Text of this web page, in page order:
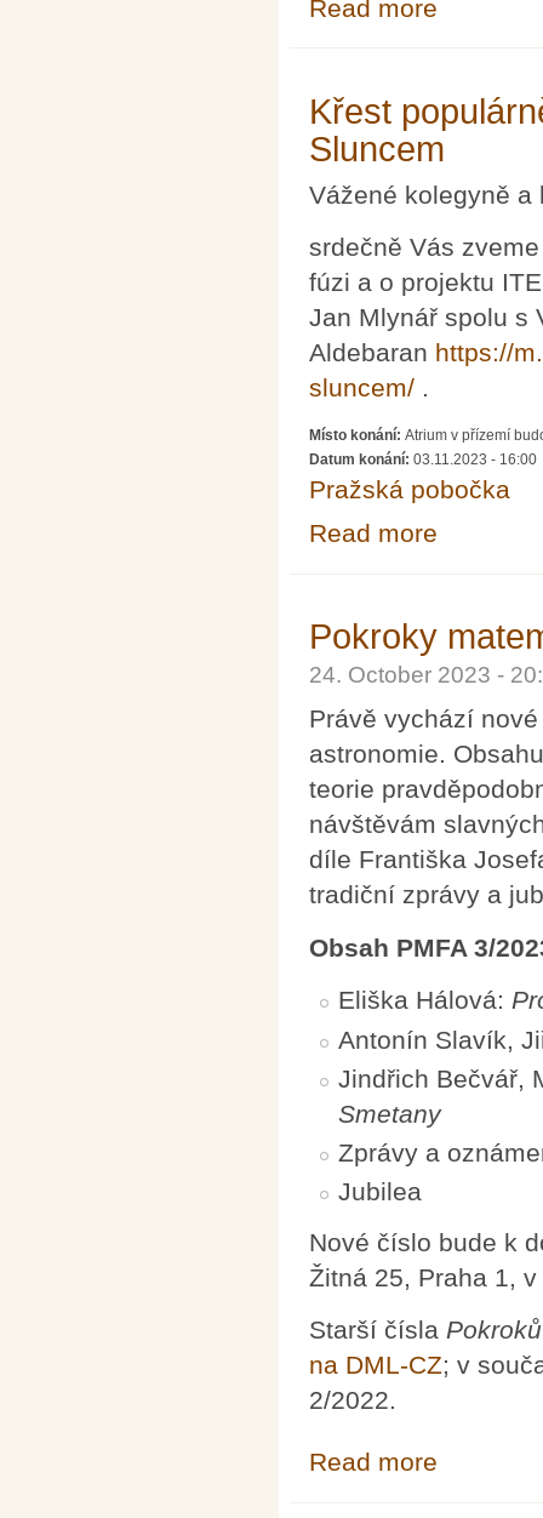
Read more
Křest
Sluncem
Vážené kolegyně a
srdečně Vás
fúzi a o projektu
Jan Mlynář spolu s
Aldebaran https://
sluncem/ .
Místo konání: Atrium v přízemí
Datum konání: 03.11.2023 - 16:00
Pražská pobočka
Read more
Pokroky
24. October 2023 -
Právě vychází
astronomie.
teorie
návštěvám
díle Františka
tradiční zprávy a
Obsah PMFA 3/
Eliška Hálová:
Antonín Slavík,
Jindřich Bečvář,
Smetany
Zprávy a
Jubilea
Nové číslo bude k
Žitná 25, Praha 1,
Starší čísla
na DML-CZ; v
2/2022.
Read more